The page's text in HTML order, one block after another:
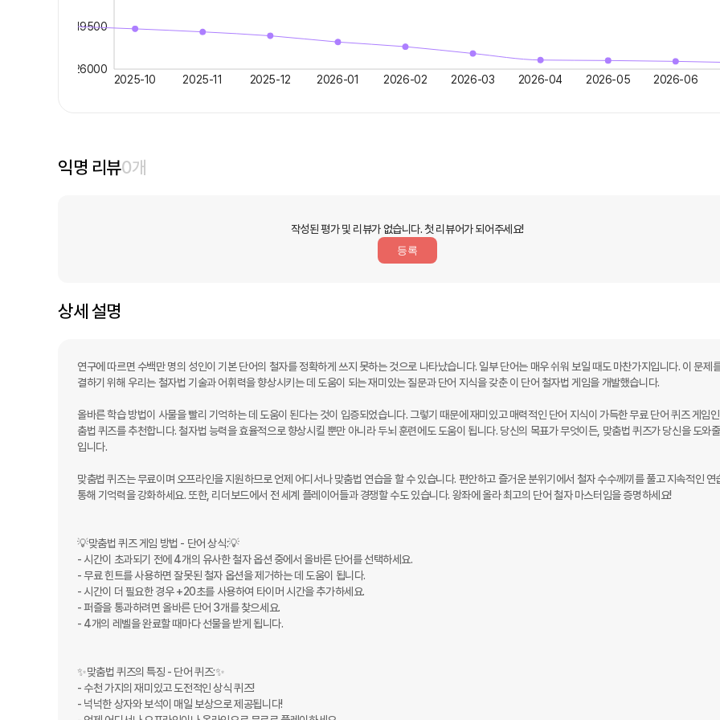
2025-10 2025-11 2025-12 2026-01 2026-02 2026-03 2026-04 2026-05 2026-06
19500
26000
익명 리뷰0개
작성된 평가 및 리뷰가 없습니다. 첫 리뷰어가 되어주세요!
등록
상세 설명
연구에 따르면 수백만 명의 성인이 기본 단어의 철자를 정확하게 쓰지 못하는 것으로 나타났습니다. 일부 단어는 매우 쉬워 보일 때도 마찬가지입니다. 이 문제
결하기 위해 우리는 철자법 기술과 어휘력을 향상시키는 데 도움이 되는 재미있는 질문과 단어 지식을 갖춘 이 단어 철자법 게임을 개발했습니다.
올바른 학습 방법이 사물을 빨리 기억하는 데 도움이 된다는 것이 입증되었습니다. 그렇기 때문에 재미있고 매력적인 단어 지식이 가득한 무료 단어 퀴즈 게임
춤법 퀴즈를 추천합니다. 철자법 능력을 효율적으로 향상시킬 뿐만 아니라 두뇌 훈련에도 도움이 됩니다. 당신의 목표가 무엇이든, 맞춤법 퀴즈가 당신을 도와
입니다.
맞춤법 퀴즈는 무료이며 오프라인을 지원하므로 언제 어디서나 맞춤법 연습을 할 수 있습니다. 편안하고 즐거운 분위기에서 철자 수수께끼를 풀고 지속적인 연
통해 기억력을 강화하세요. 또한, 리더보드에서 전 세계 플레이어들과 경쟁할 수도 있습니다. 왕좌에 올라 최고의 단어 철자 마스터임을 증명하세요!
💡맞춤법 퀴즈 게임 방법 - 단어 상식:💡
- 시간이 초과되기 전에 4개의 유사한 철자 옵션 중에서 올바른 단어를 선택하세요.
- 무료 힌트를 사용하면 잘못된 철자 옵션을 제거하는 데 도움이 됩니다.
- 시간이 더 필요한 경우 +20초를 사용하여 타이머 시간을 추가하세요.
- 퍼즐을 통과하려면 올바른 단어 3개를 찾으세요.
- 4개의 레벨을 완료할 때마다 선물을 받게 됩니다.
✨️맞춤법 퀴즈의 특징 - 단어 퀴즈:✨️
- 수천 가지의 재미있고 도전적인 상식 퀴즈!
- 넉넉한 상자와 보석이 매일 보상으로 제공됩니다!